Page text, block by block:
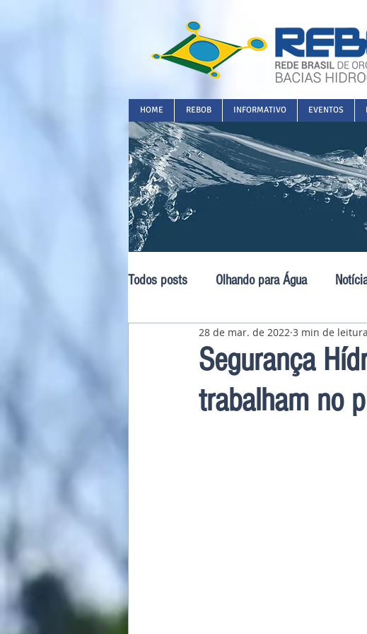
HOME REBOB INFORMATIVO EVENTOS
Todos posts Olhando para Água
Pavilhão Latino-Americano
Segurança
trabalham no
28 de mar. de 2022 3 min de leitura